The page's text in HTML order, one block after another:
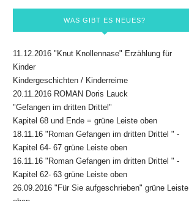
WAS GIBT ES NEUES?
11.12.2016 "Knut Knollennase" Erzählung für
Kinder
Kindergeschichten / Kinderreime
20.11.2016 ROMAN Doris Lauck
"Gefangen im dritten Drittel"
Kapitel 68 und Ende = grüne Leiste oben
18.11.16 "Roman Gefangen im dritten Drittel " -
Kapitel 64- 67 grüne Leiste oben
16.11.16 "Roman Gefangen im dritten Drittel " -
Kapitel 62- 63 grüne Leiste oben
26.09.2016 "Für Sie aufgeschrieben" grüne Leiste